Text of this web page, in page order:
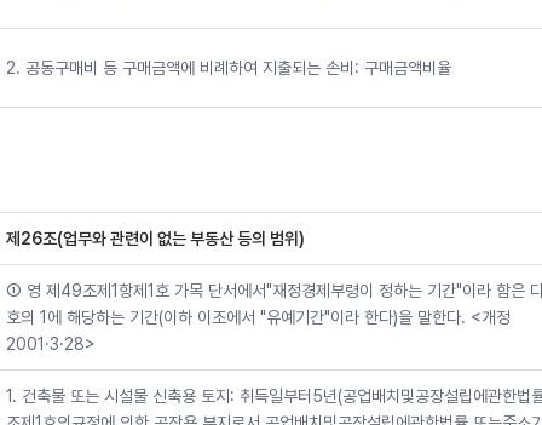
2. 공동구매비 등 구매금액에 비례하여 지출되는 손비: 구매금액비율
제26조(업무와 관련이 없는 부동산 등의 범위)
① 영 제49조제1항제1호 가목 단서에서"재정경제부령이 정하는 기간"이라 함은
호의 1에 해당하는 기간(이하 이조에서 "유예기간"이라 한다)을 말한다. <개정
2001·3·28>
1. 건축물 또는 시설물 신축용 토지: 취득일부터5년(공업배치및공장설립에관한법